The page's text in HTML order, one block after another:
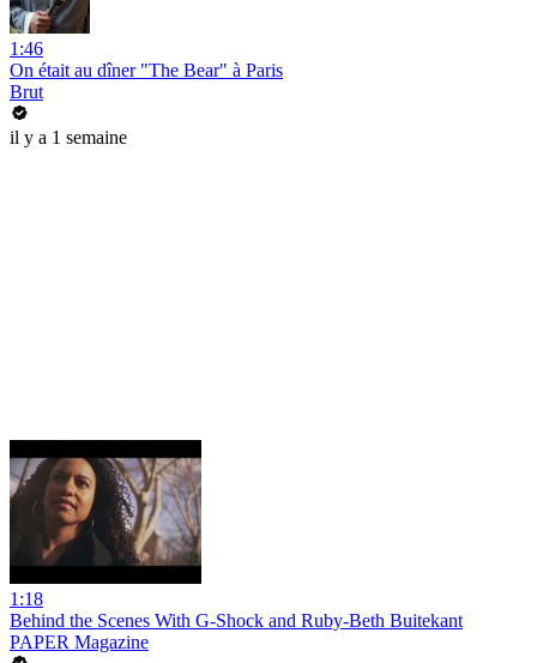
1:46
On était au dîner "The Bear" à Paris
Brut
il y a 1 semaine
1:18
Behind the Scenes With G-Shock and Ruby-Beth Buitekant
PAPER Magazine